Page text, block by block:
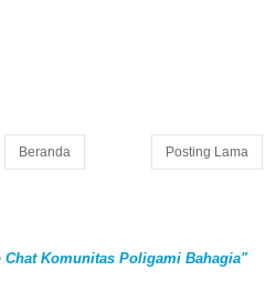
Posting Lama
Beranda
Komunitas Poligami Bahagia"